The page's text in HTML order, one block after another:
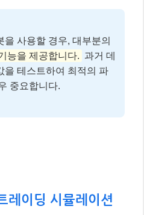
사용할 경우, 대부분의
능을 제공합니다. 과거 데
을 테스트하여 최적의 파
중요합니다.
레이딩 시뮬레이션